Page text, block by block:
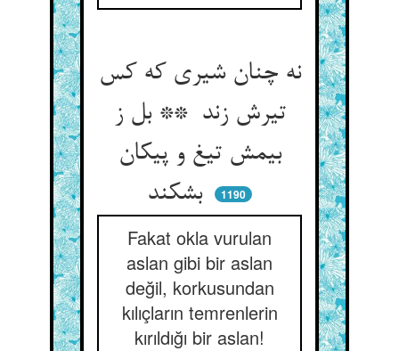
نه چنان شیری که کس
تیرش زند ** بل ز
بیمش تیغ و پیکان
بشکند
1190
Fakat okla vurulan
aslan gibi bir aslan
değil, korkusundan
kılıçların temrenlerin
kırıldığı bir aslan!